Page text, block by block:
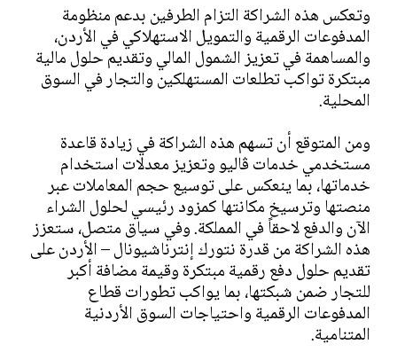
وتعكس هذه الشراكة التزام الطرفين بدعم منظومة
المدفوعات الرقمية والتمويل الاستهلاكي في الأردن،
والمساهمة في تعزيز الشمول المالي وتقديم حلول مالية
مبتكرة تواكب تطلعات المستهلكين والتجار في السوق
المحلية.
ومن المتوقع أن تسهم هذه الشراكة في زيادة قاعدة
مستخدمي خدمات ڤاليو وتعزيز معدلات استخدام
خدماتها، بما ينعكس على توسيع حجم المعاملات عبر
منصتها وترسيخ مكانتها كمزود رئيسي لحلول الشراء
الآن والدفع لاحقاً في المملكة. وفي سياق متصل، ستعزز
هذه الشراكة من قدرة نتورك إنترناشيونال – الأردن على
تقديم حلول دفع رقمية مبتكرة وقيمة مضافة أكبر
للتجار ضمن شبكتها، بما يواكب تطورات قطاع
المدفوعات الرقمية واحتياجات السوق الأردنية
المتنامية.